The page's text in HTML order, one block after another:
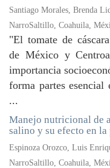
Santiago Morales, Brenda
NarroSaltillo, Coahuila,
"El tomate de
de México y
importancia
forma partes
...
Manejo nutricional de
salino y su efecto en
Espinoza Orozco, Luis
NarroSaltillo, Coahuila,